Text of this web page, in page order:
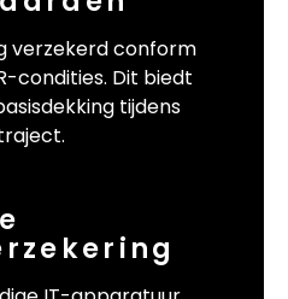
verzekerd conform
condities. Dit biedt
tijdens